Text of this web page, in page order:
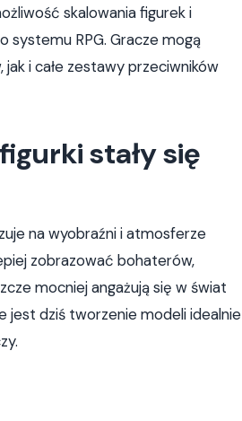
skalowania figurek i
systemu RPG. Gracze mogą
i całe zestawy przeciwników
stały się
na wyobraźni i atmosferze
zobrazować bohaterów,
mocniej angażują się w świat
jest dziś tworzenie modeli idealnie